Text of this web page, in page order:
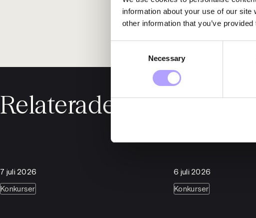
information about your use of our
other information that you’ve
Necessary
Relaterade nyheter
7 juli 2026
Konkurser
6 juli 2026
Konkurser